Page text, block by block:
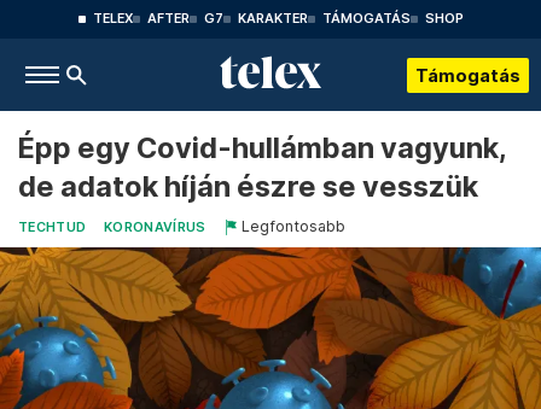
TELEX AFTER G7 KARAKTER TÁMOGATÁS SHOP
Támogatás
Épp egy Covid-hullámban vagyunk,
de adatok híján észre se vesszük
TECHTUD KORONAVÍRUS Legfontosabb